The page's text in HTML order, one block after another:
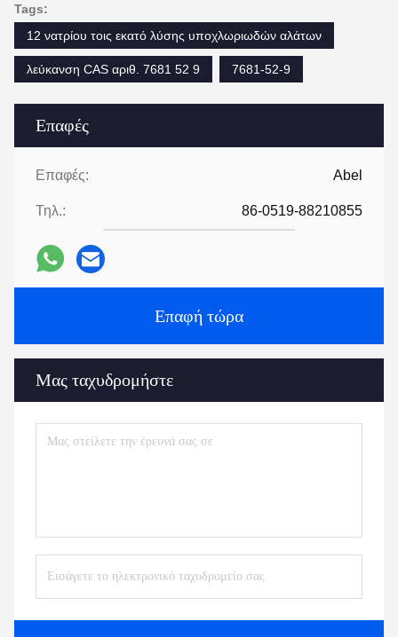
Επαφές
Επαφές: Abel
Τηλ.: 86-0519-88210855
Επαφή τώρα
Μας ταχυδρομήστε
Tags:
12 νατρίου τοις εκατό λύσης υποχλωριωδών αλάτων
λεύκανση CAS αριθ. 7681 52 9 7681-52-9